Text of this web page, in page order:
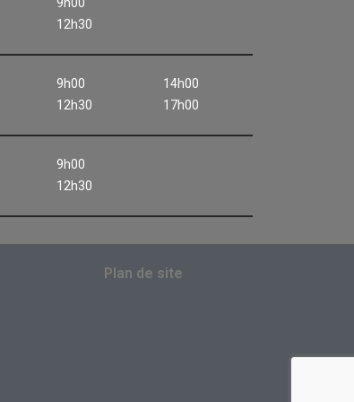
9h00
12h30
9h00
12h30
14h00
17h00
9h00
12h30
Plan de site